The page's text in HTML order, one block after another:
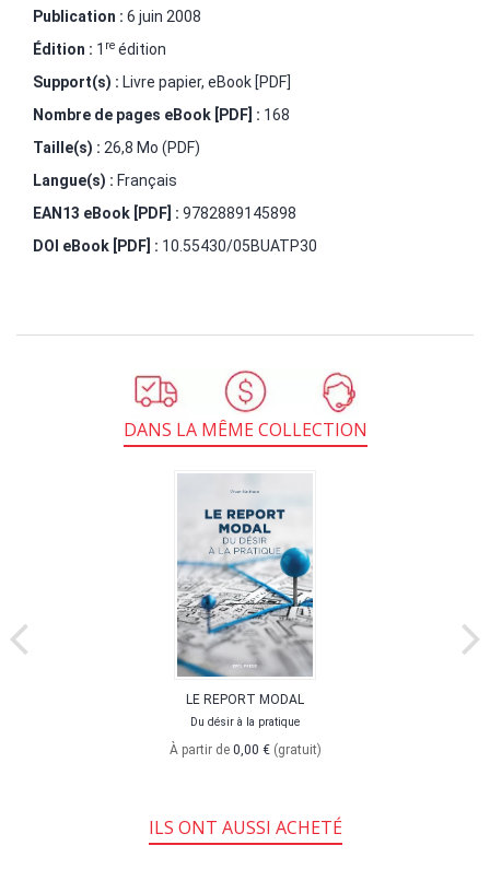
Publication : 6 juin 2008
Édition : 1 re édition
Support(s) : Livre papier, eBook [PDF]
Nombre de pages eBook [PDF] : 168
Taille(s) : 26,8 Mo (PDF)
Langue(s) : Français
EAN13 eBook [PDF] : 9782889145898
DOI eBook [PDF] : 10.55430/05BUATP30
DANS LA MÊME COLLECTION
LE REPORT MODAL
Du désir à la pratique
À partir de 0,00 € (gratuit)
ILS ONT AUSSI ACHETÉ